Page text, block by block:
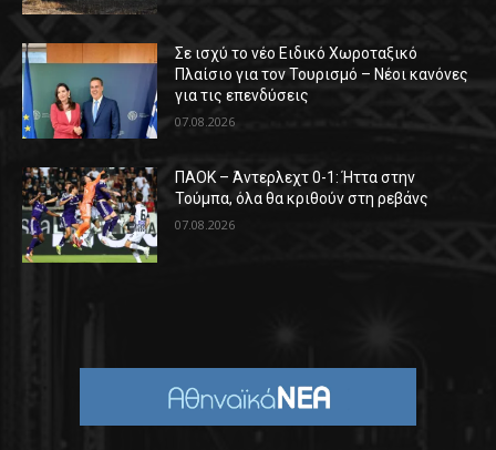
Σε ισχύ το νέο Ειδικό Χωροταξικό
Πλαίσιο για τον Τουρισμό – Νέοι κανόνες
για τις επενδύσεις
07.08.2026
ΠΑΟΚ – Άντερλεχτ 0-1: Ήττα στην
Τούμπα, όλα θα κριθούν στη ρεβάνς
07.08.2026